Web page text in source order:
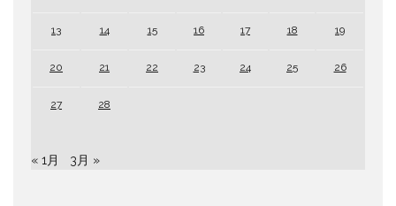
13 14 15 16 17 18 19
20 21 22 23 24 25 26
27 28
« 1月 3月 »